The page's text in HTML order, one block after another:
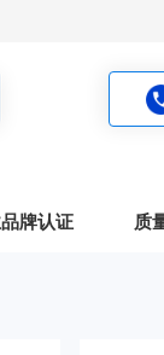
牌认证 质